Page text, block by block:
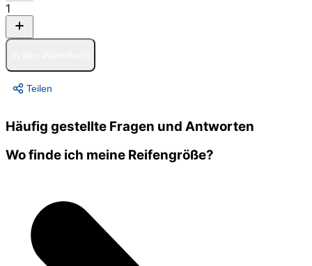
1
Teilen
Häufig gestellte Fragen und Antworten
Wo finde ich meine Reifengröße?